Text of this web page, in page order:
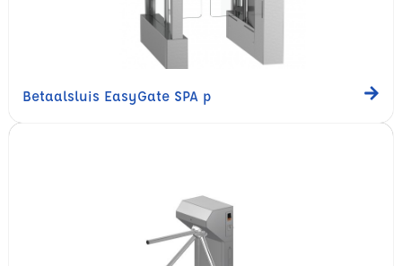
Betaalsluis EasyGate SPA p